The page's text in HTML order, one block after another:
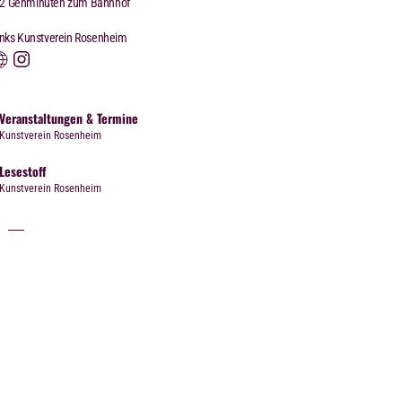
Kunstverein Rosenheim
Veranstaltungen & Termine
Kunstverein Rosenheim
Lesestoff
Kunstverein Rosenheim